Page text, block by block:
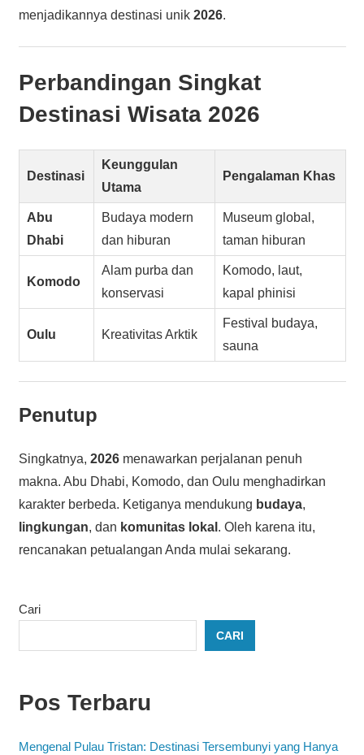
menjadikannya destinasi unik 2026.
Perbandingan Singkat
Destinasi Wisata 2026
Destinasi
Keunggulan
Utama
Pengalaman Khas
Abu
Dhabi
Budaya modern
dan hiburan
Museum global,
taman hiburan
Komodo
Alam purba dan
konservasi
Komodo, laut,
kapal phinisi
Oulu Kreativitas Arktik
Festival budaya,
sauna
Penutup
Singkatnya, 2026menawarkan perjalanan penuh
makna. Abu Dhabi, Komodo, dan Oulu menghadirkan
karakter berbeda. Ketiganya mendukung budaya,
lingkungan, dan komunitas lokal . Oleh karena itu,
rencanakan petualangan Anda mulai sekarang.
Cari
CARI
Pos Terbaru
Mengenal Pulau Tristan: Destinasi Tersembunyi yang Hanya